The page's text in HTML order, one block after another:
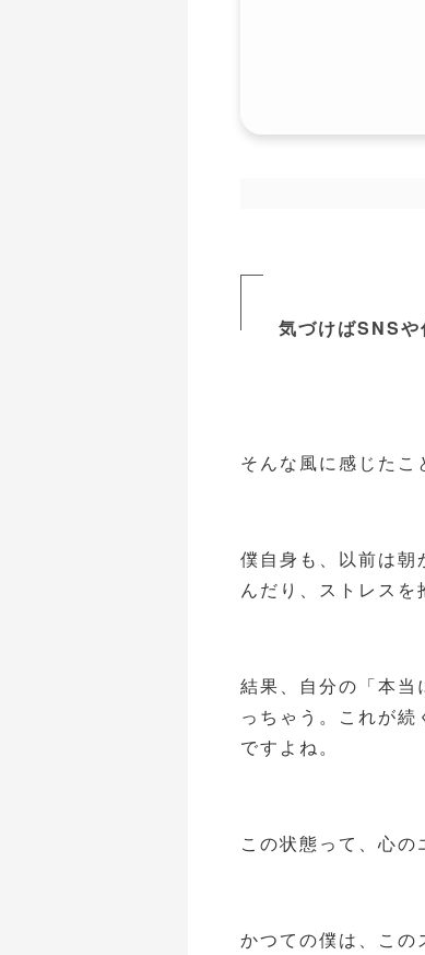
気づけばSNS
そんな風に感じたこ
僕自身も、以前は朝
んだり、ストレスを
結果、自分の「本当
っちゃう。これが
ですよね。
この状態って、心の
かつての僕は、この